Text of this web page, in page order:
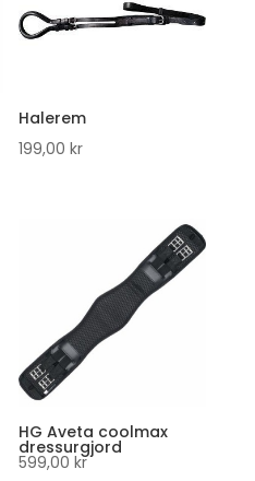
Halerem
199,00kr
HG Aveta coolmax
dressurgjord
599,00kr